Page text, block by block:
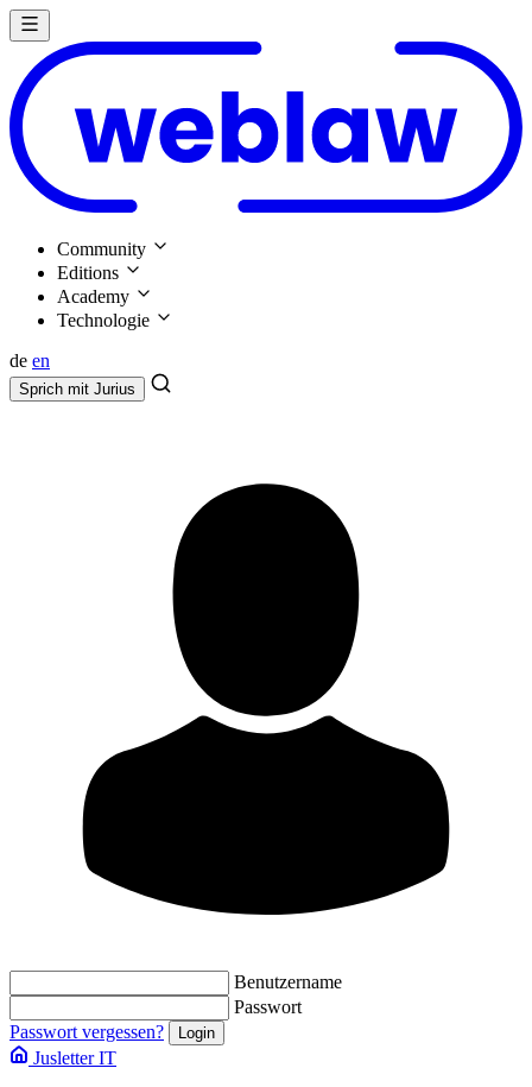
Community
Editions
Academy
Technologie
de en
Sprich mit Jurius
Benutzername
Passwort
Passwort vergessen?
Jusletter IT